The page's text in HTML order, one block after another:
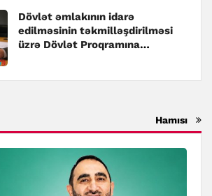
Dövlət əmlakının idarə
edilməsinin təkmilləşdirilməsi
üzrə Dövlət Proqramına
Hamısı